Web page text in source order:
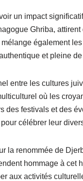
un impact
Ghriba,
également
et pleine
entre les cultures
où les
des festivals et des
célébrer leur
la renommée de
hommage à cet
aux activités